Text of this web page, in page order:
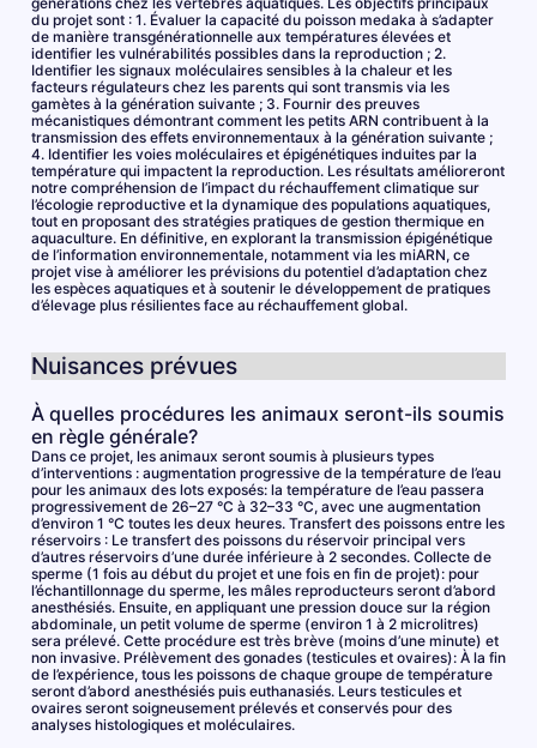
du projet sont : 1. Évaluer la capacité du poisson medaka à s’adapter
de manière transgénérationnelle aux températures élevées et
identifier les vulnérabilités possibles dans la reproduction ; 2.
Identifier les signaux moléculaires sensibles à la chaleur et les
facteurs régulateurs chez les parents qui sont transmis via les
gamètes à la génération suivante ; 3. Fournir des preuves
mécanistiques démontrant comment les petits ARN contribuent à la
transmission des effets environnementaux à la génération suivante ;
4. Identifier les voies moléculaires et épigénétiques induites par la
température qui impactent la reproduction. Les résultats amélioreront
notre compréhension de l’impact du réchauffement climatique sur
l’écologie reproductive et la dynamique des populations aquatiques,
tout en proposant des stratégies pratiques de gestion thermique en
aquaculture. En définitive, en explorant la transmission épigénétique
de l’information environnementale, notamment via les miARN, ce
projet vise à améliorer les prévisions du potentiel d’adaptation chez
les espèces aquatiques et à soutenir le développement de pratiques
d’élevage plus résilientes face au réchauffement global.
Nuisances prévues
À quelles procédures les animaux seront-ils soumis
en règle générale?
Dans ce projet, les animaux seront soumis à plusieurs types
d’interventions : augmentation progressive de la température de l’eau
pour les animaux des lots exposés: la température de l’eau passera
progressivement de 26–27 °C à 32–33 °C, avec une augmentation
d’environ 1 °C toutes les deux heures. Transfert des poissons entre les
réservoirs : Le transfert des poissons du réservoir principal vers
d’autres réservoirs d’une durée inférieure à 2 secondes. Collecte de
sperme (1 fois au début du projet et une fois en fin de projet): pour
l’échantillonnage du sperme, les mâles reproducteurs seront d’abord
anesthésiés. Ensuite, en appliquant une pression douce sur la région
abdominale, un petit volume de sperme (environ 1 à 2 microlitres)
sera prélevé. Cette procédure est très brève (moins d’une minute) et
non invasive. Prélèvement des gonades (testicules et ovaires): À la fin
de l’expérience, tous les poissons de chaque groupe de température
seront d’abord anesthésiés puis euthanasiés. Leurs testicules et
ovaires seront soigneusement prélevés et conservés pour des
analyses histologiques et moléculaires.